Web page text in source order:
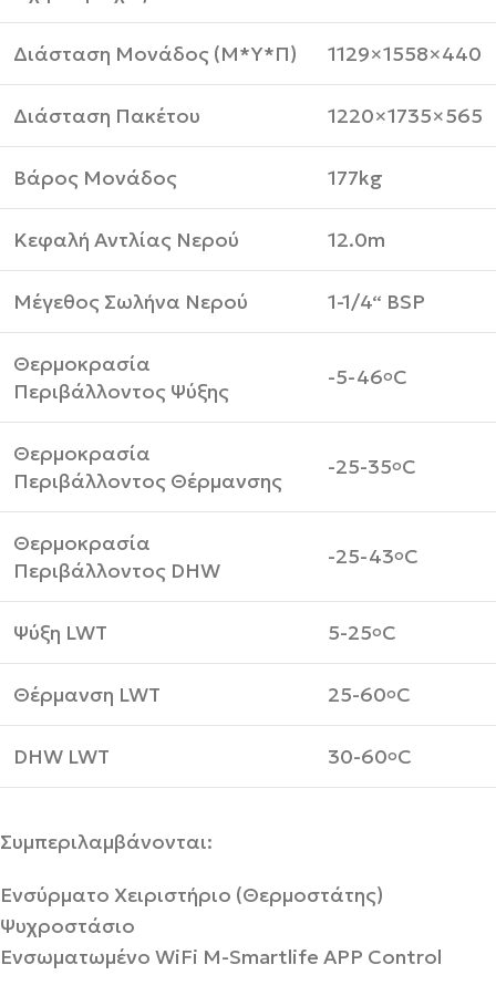
Διάσταση Μονάδος (Μ*Υ*Π) 1129×1558×440
Διάσταση Πακέτου 1220×1735×565
Βάρος Μονάδος 177kg
Κεφαλή Αντλίας Νερού 12.0m
Μέγεθος Σωλήνα Νερού 1-1/4“ BSP
Θερμοκρασία
Περιβάλλοντος Ψύξης
-5-46oC
Θερμοκρασία
Περιβάλλοντος Θέρμανσης
-25-35oC
Θερμοκρασία
Περιβάλλοντος DHW
-25-43oC
Ψύξη LWT 5-25oC
Θέρμανση LWT 25-60oC
DHW LWT 30-60oC
Συμπεριλαμβάνονται:
Ενσύρματο Χειριστήριο (Θερμοστάτης)
Ψυχροστάσιο
Ενσωματωμένο WiFi M-Smartlife APP Control